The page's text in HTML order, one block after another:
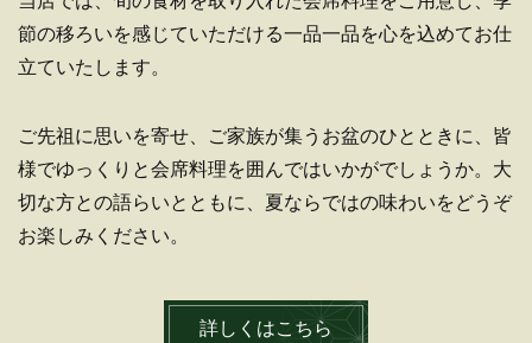
節の移ろいを感じていただける一品一品を心を込めてお仕
立ていたします。
ご先祖に思いを寄せ、ご家族が集うお盆のひとときに、皆
様でゆっくりと会席料理を囲んではいかがでしょうか。大
切な方との語らいとともに、夏ならではの味わいをどうぞ
お楽しみください。
詳しくはこちら